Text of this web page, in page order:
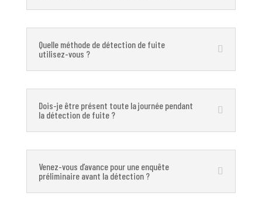
Quelle méthode de détection de fuite
utilisez-vous ?
Dois-je être présent toute la journée pendant
la détection de fuite ?
Venez-vous d’avance pour une enquête
préliminaire avant la détection ?